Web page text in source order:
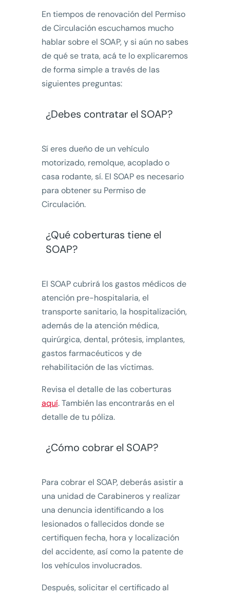
En tiempos de renovación del Permiso
de Circulación escuchamos mucho
hablar sobre el SOAP, y si aún no sabes
de qué se trata, acá te lo explicaremos
de forma simple a través de las
siguientes preguntas:
¿Debes contratar el SOAP?
Sí eres dueño de un vehículo
motorizado, remolque, acoplado o
casa rodante, sí. El SOAP es necesario
para obtener su Permiso de
Circulación.
¿Qué coberturas tiene el
SOAP?
El SOAP cubrirá los gastos médicos de
atención pre-hospitalaria, el
transporte sanitario, la hospitalización,
además de la atención médica,
quirúrgica, dental, prótesis, implantes,
gastos farmacéuticos y de
rehabilitación de las víctimas.
Revisa el detalle de las coberturas
aquí. También las encontrarás en el
detalle de tu póliza.
¿Cómo cobrar el SOAP?
Para cobrar el SOAP, deberás asistir a
una unidad de Carabineros y realizar
una denuncia identificando a los
lesionados o fallecidos donde se
certifiquen fecha, hora y localización
del accidente, así como la patente de
los vehículos involucrados.
Después, solicitar el certificado al